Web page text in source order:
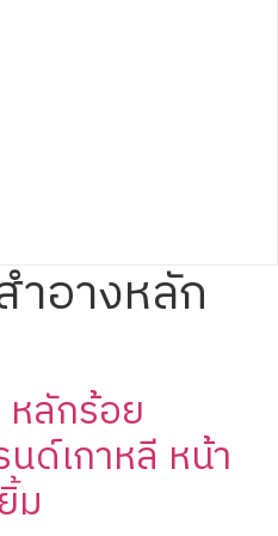
ำอางหลัก
ลักร้อย
ด์เกาหลี หน้า
ม